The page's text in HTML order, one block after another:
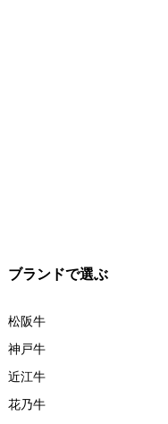
ブランドで選ぶ
松阪牛
神戸牛
近江牛
花乃牛